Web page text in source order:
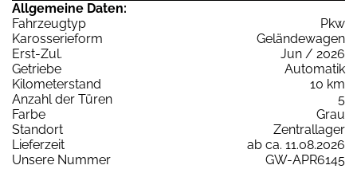
Allgemeine Daten:
Fahrzeugtyp
Pkw
Karosserieform
Geländewagen
Erst-Zul.
Jun / 2026
Getriebe
Automatik
Kilometerstand
10 km
Anzahl der Türen
5
Farbe
Grau
Standort
Zentrallager
Lieferzeit
ab ca. 11.08.2026
Unsere Nummer
GW-APR6145